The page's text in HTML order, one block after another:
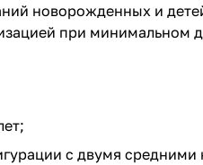
новорожденных и
при минимальном
с двумя